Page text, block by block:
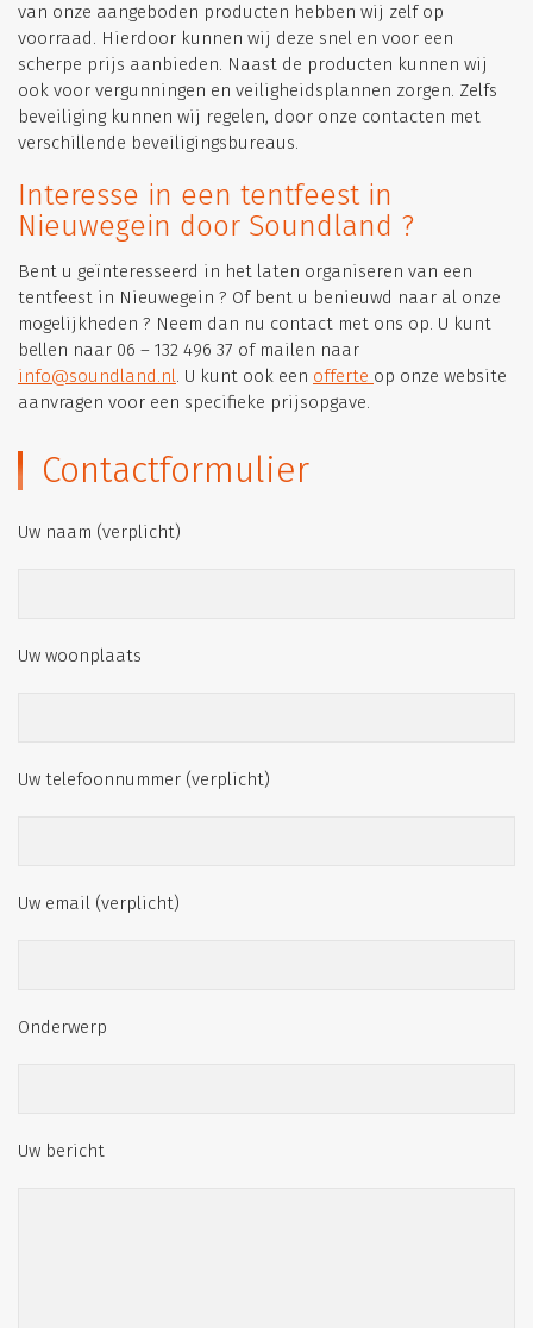
van onze aangeboden producten hebben wij zelf op
voorraad. Hierdoor kunnen wij deze snel en voor een
scherpe prijs aanbieden. Naast de producten kunnen wij
ook voor vergunningen en veiligheidsplannen zorgen. Zelfs
beveiliging kunnen wij regelen, door onze contacten met
verschillende beveiligingsbureaus.
Interesse in een tentfeest in
Nieuwegein door Soundland ?
Bent u geïnteresseerd in het laten organiseren van een
tentfeest in Nieuwegein ? Of bent u benieuwd naar al onze
mogelijkheden ? Neem dan nu contact met ons op. U kunt
bellen naar 06 – 132 496 37 of mailen naar
info@soundland.nl. U kunt ook een offerte op onze website
aanvragen voor een specifieke prijsopgave.
Contactformulier
Uw naam (verplicht)
Uw woonplaats
Uw telefoonnummer (verplicht)
Uw email (verplicht)
Onderwerp
Uw bericht